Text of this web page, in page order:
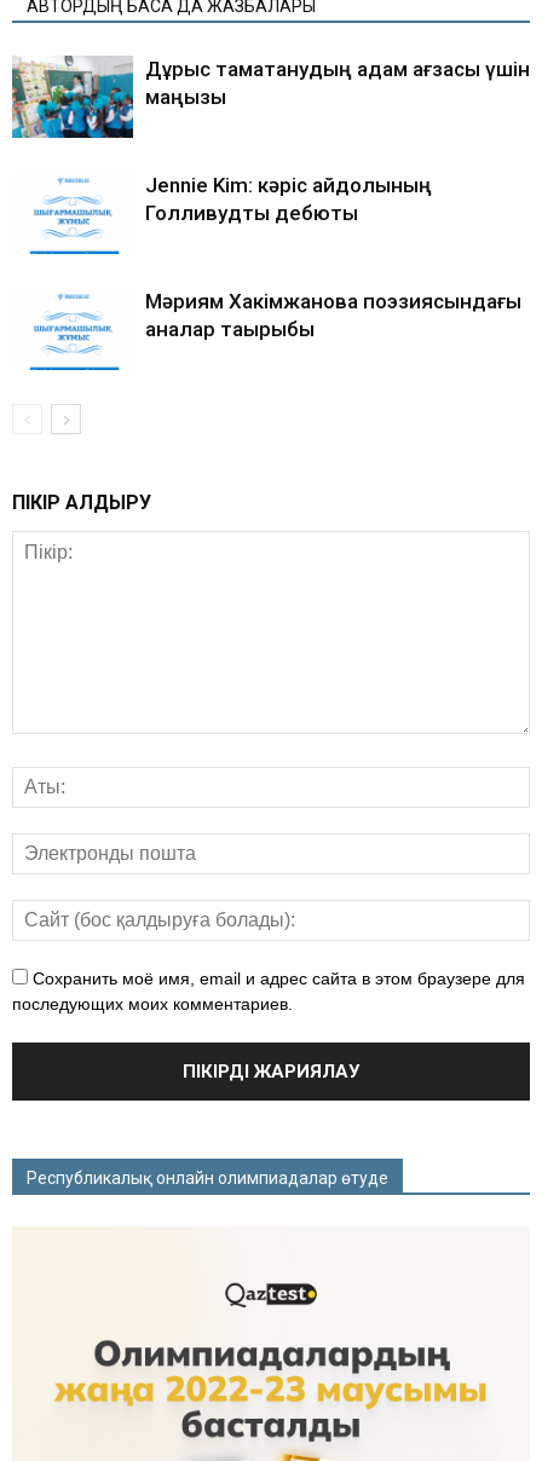
АВТОРДЫҢ БАСҚА ДА ЖАЗБАЛАРЫ
Дұрыс тамақтанудың адам ағзасы үшін
маңызы
Jennie Kim: кәріс айдолының
Голливудтық дебюты
Мәриям Хакімжанова поэзиясындағы
аналар тақырыбы
ПІКІР ҚАЛДЫРУ
Сохранить моё имя, email и адрес сайта в этом браузере для
последующих моих комментариев.
Республикалық онлайн олимпиадалар өтуде